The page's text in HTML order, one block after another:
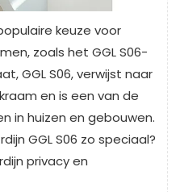
keuze voor
zoals het GGL S06-
GGL S06, verwijst naar
en is een van de
in huizen en gebouwen.
GGL S06 zo speciaal?
privacy en